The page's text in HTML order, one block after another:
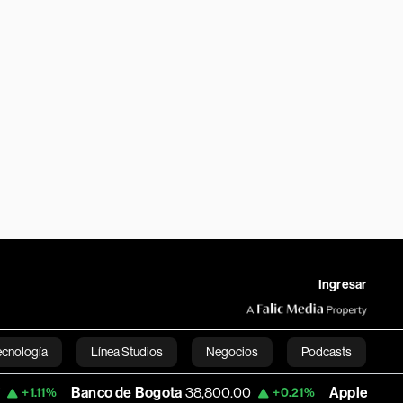
Ingresar
Línea Studios Negocios Podcasts
English
Banco de Bogota 38,800.00 +0.21% Apple 303.27